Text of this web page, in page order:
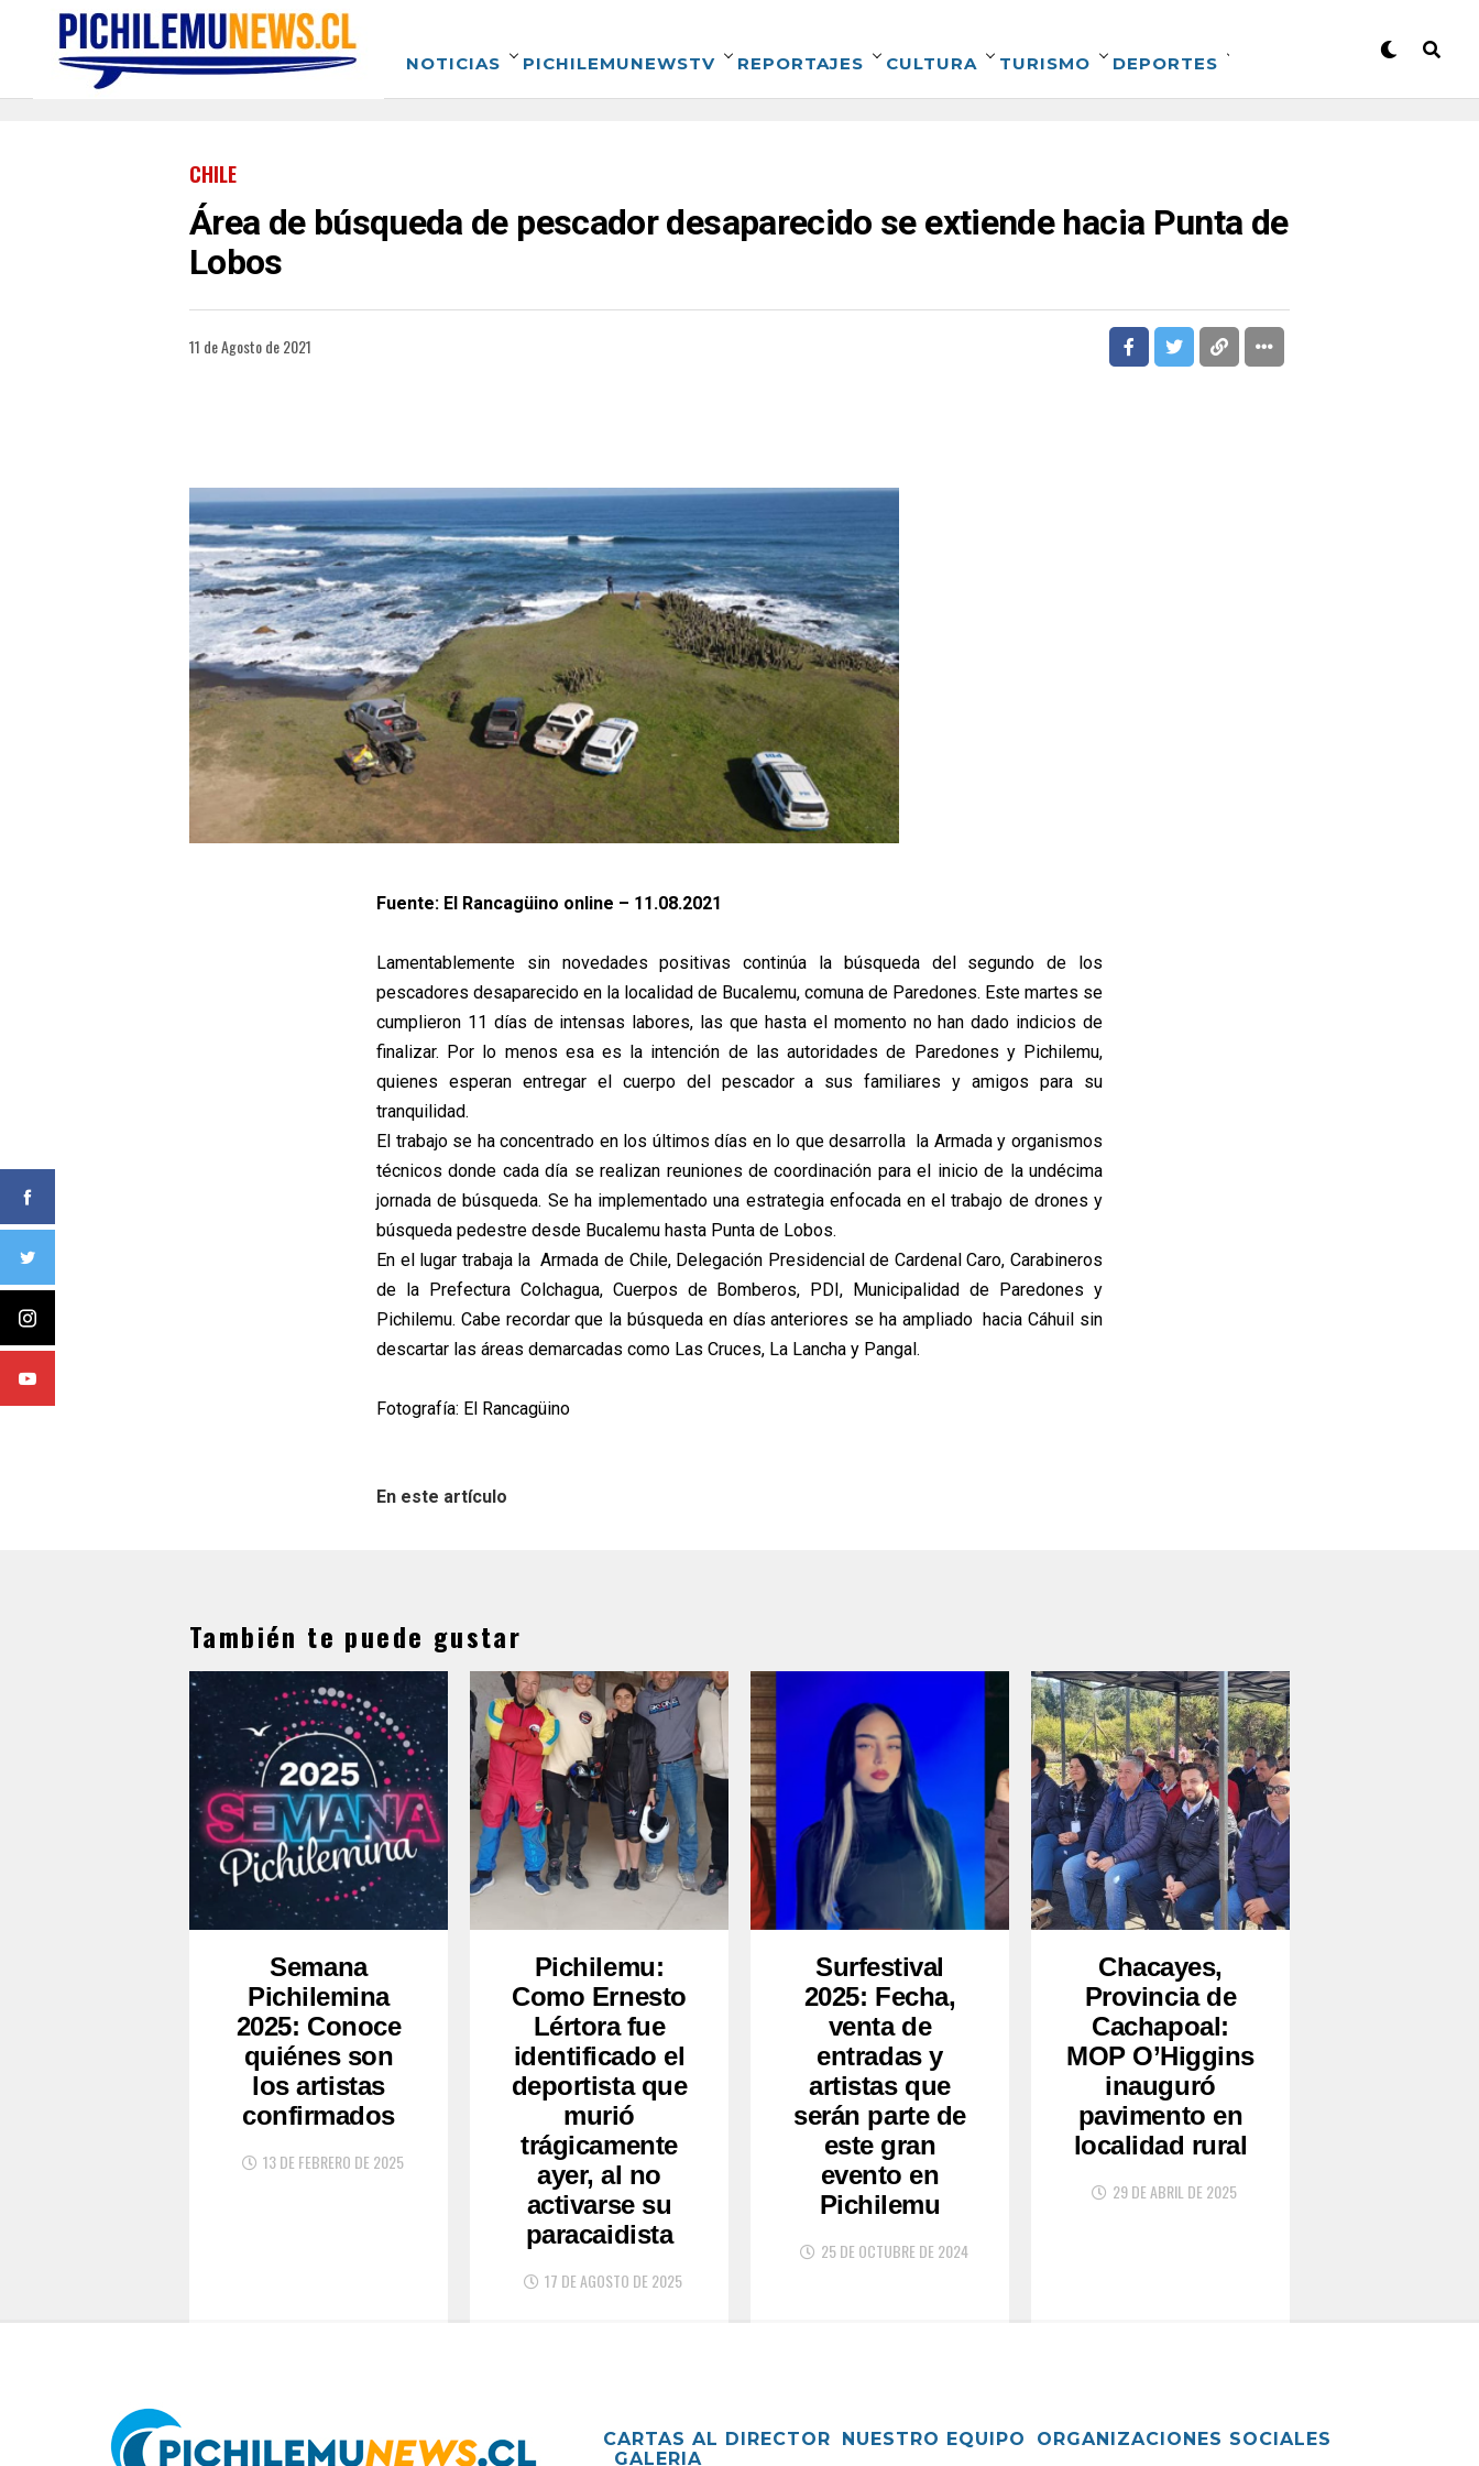
NOTICIAS PICHILEMUNEWSTV REPORTAJES CULTURA TURISMO DEPORTES
CHILE
Área de búsqueda de pescador desaparecido se extiende hacia Punta de
Lobos
11 de Agosto de 2021
Fuente: El Rancagüino online – 11.08.2021
Lamentablemente sin novedades positivas continúa la búsqueda del segundo de los
pescadores desaparecido en la localidad de Bucalemu, comuna de Paredones. Este martes se
cumplieron 11 días de intensas labores, las que hasta el momento no han dado indicios de
finalizar. Por lo menos esa es la intención de las autoridades de Paredones y Pichilemu,
quienes esperan entregar el cuerpo del pescador a sus familiares y amigos para su
tranquilidad.
El trabajo se ha concentrado en los últimos días en lo que desarrolla la Armada y organismos
técnicos donde cada día se realizan reuniones de coordinación para el inicio de la undécima
jornada de búsqueda. Se ha implementado una estrategia enfocada en el trabajo de drones y
búsqueda pedestre desde Bucalemu hasta Punta de Lobos.
En el lugar trabaja la Armada de Chile, Delegación Presidencial de Cardenal Caro, Carabineros
de la Prefectura Colchagua, Cuerpos de Bomberos, PDI, Municipalidad de Paredones y
Pichilemu. Cabe recordar que la búsqueda en días anteriores se ha ampliado hacia Cáhuil sin
descartar las áreas demarcadas como Las Cruces, La Lancha y Pangal.
Fotografía: El Rancagüino
En este artículo
También te puede gustar
Semana
Pichilemina
2025: Conoce
quiénes son
los artistas
confirmados
13 DE FEBRERO DE 2025
Pichilemu:
Como Ernesto
Lértora fue
identificado el
deportista que
murió
trágicamente
ayer, al no
activarse su
paracaidista
17 DE AGOSTO DE 2025
Surfestival
2025: Fecha,
venta de
entradas y
artistas que
serán parte de
este gran
evento en
Pichilemu
25 DE OCTUBRE DE 2024
Chacayes,
Provincia de
Cachapoal:
MOP O’Higgins
inauguró
pavimento en
localidad rural
29 DE ABRIL DE 2025
CARTAS AL DIRECTOR NUESTRO EQUIPO
ORGANIZACIONES SOCIALES
GALERIA